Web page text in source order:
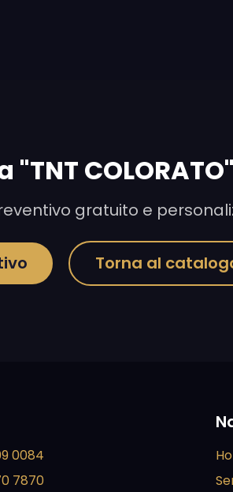
gratuito e
Torna al
0084
7870